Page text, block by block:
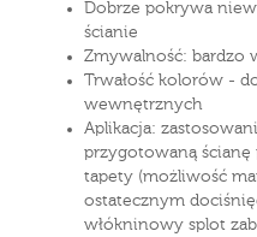
Dobrze pokrywa
ścianie
Zmywalność: bardzo
Trwałość kolorów -
wewnętrznych
Aplikacja:
przygotowaną ścianę
tapety (możliwość
ostatecznym
włókninowy splot